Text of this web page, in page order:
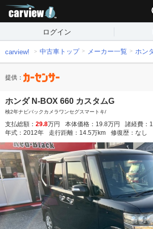
ログイン
carview! 中古車トップ メーカー一覧 ホン
提供：
ホンダ N-BOX 660 カスタムG
検2年ナビバックカメラワンセグスマートキ/
支払総額： 29.8万円 本体価格： 19.8万円 諸経費：
年式： 2012年 走行距離： 14.5万km 修復歴： なし